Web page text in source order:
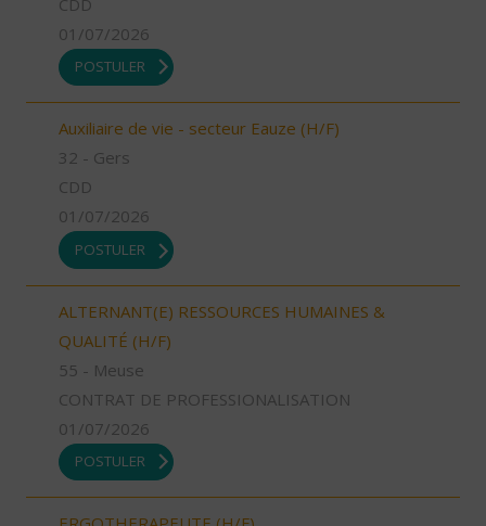
01/07/2026
POSTULER
Auxiliaire de vie - secteur Eauze (H/F)
32 - Gers
CDD
01/07/2026
POSTULER
ALTERNANT(E) RESSOURCES HUMAINES &
QUALITÉ (H/F)
55 - Meuse
CONTRAT DE PROFESSIONALISATION
01/07/2026
POSTULER